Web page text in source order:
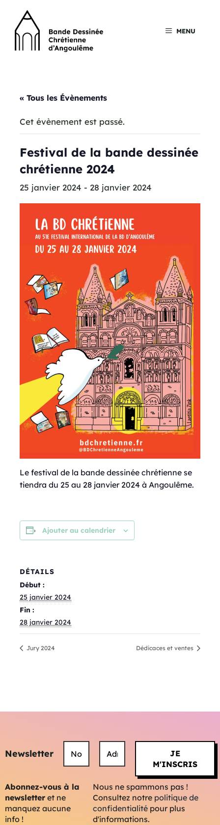
contenu
MENU
« Tous les Évènements
Cet évènement est passé.
Festival de la bande dessinée
chrétienne 2024
25 janvier 2024 - 28 janvier 2024
Le festival de la bande dessinée chrétienne se
tiendra du 25 au 28 janvier 2024 à Angoulême.
Ajouter au calendrier
DÉTAILS
Début :
25 janvier 2024
Fin :
28 janvier 2024
Jury 2024 Dédicaces et ventes
Newsletter
Abonnez-vous à la
newsletter et ne
manquez aucune
info !
Nous ne spammons pas !
Consultez notre politique de
confidentialitépour plus
d'informations.